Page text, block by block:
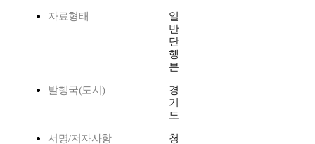
자료형태
일
반
단
행
본
발행국(도시)
경
기
도
서명/저자사항
청